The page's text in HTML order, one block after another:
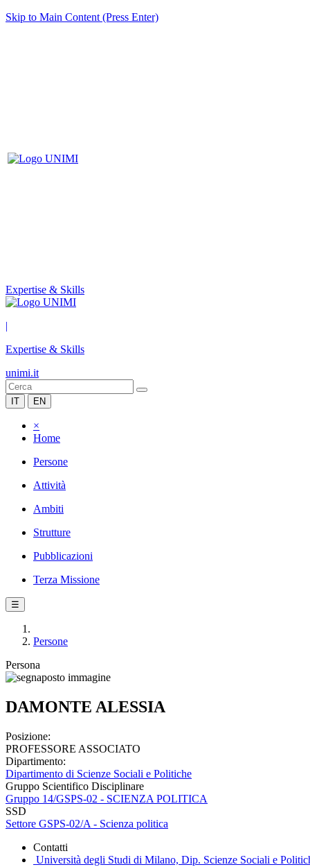
Skip to Main Content (Press Enter)
Expertise & Skills
|
Expertise & Skills
unimi.it
IT EN
×
Home
Persone
Attività
Ambiti
Strutture
Pubblicazioni
Terza Missione
☰
Persone
Persona
DAMONTE ALESSIA
Posizione:
PROFESSORE ASSOCIATO
Dipartimento:
Dipartimento di Scienze Sociali e Politiche
Gruppo Scientifico Disciplinare
Gruppo 14/GSPS-02 - SCIENZA POLITICA
SSD
Settore GSPS-02/A - Scienza politica
Contatti
Università degli Studi di Milano, Dip. Scienze Sociali e